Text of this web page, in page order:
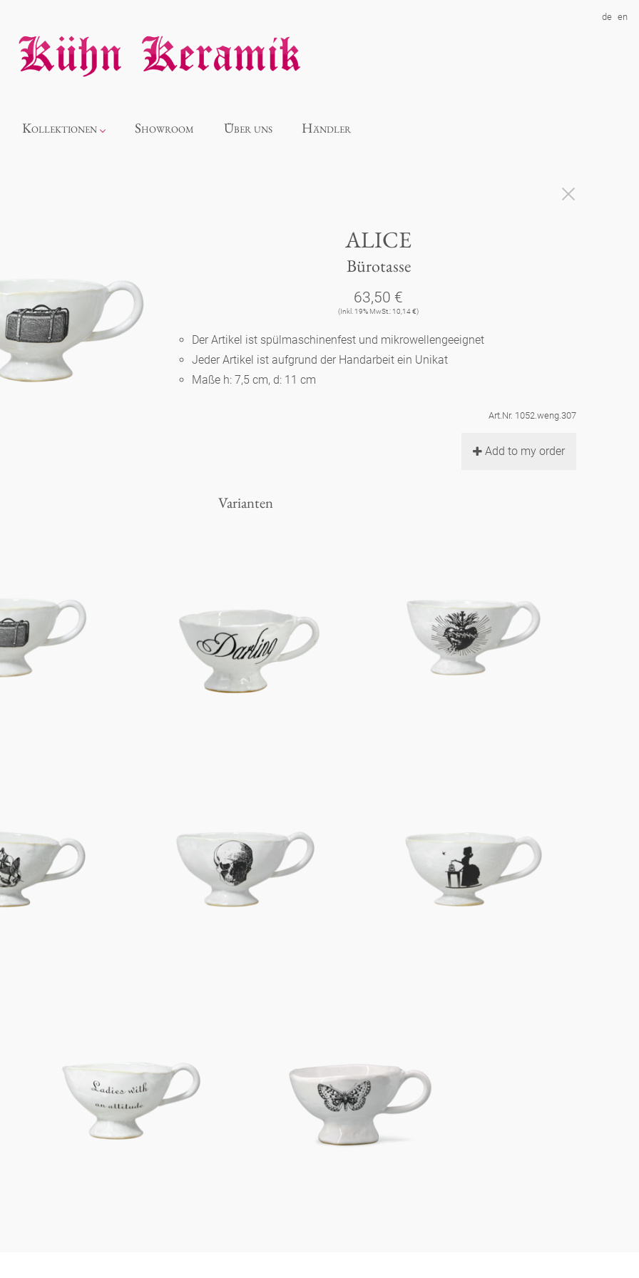
de en
Kollektionen
Souvenir
Berlin
Unpraktisch
Figuren
Showroom Über uns Händler
ALICE
Bürotasse
63,50 €
(Inkl. 19% MwSt.: 10,14 €)
Der Artikel ist spülmaschinenfest und mikrowellengeeignet
Jeder Artikel ist aufgrund der Handarbeit ein Unikat
Maße h: 7,5 cm, d: 11 cm
Art.Nr. 1052.weng.307
Add to my order
Varianten